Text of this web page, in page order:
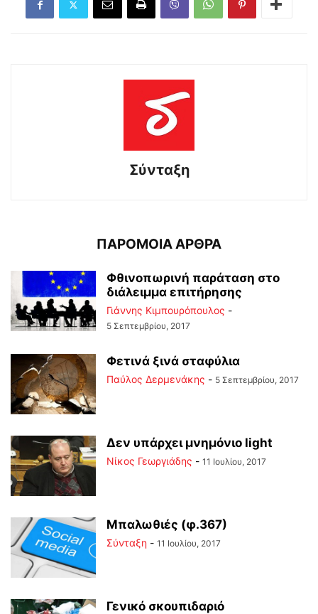
Σύνταξη
ΠΑΡΟΜΟΙΑ ΑΡΘΡΑ
Φθινοπωρινή παράταση στο
διάλειμμα επιτήρησης
Γιάννης Κιμπουρόπουλος -
5 Σεπτεμβρίου, 2017
Φετινά ξινά σταφύλια
Παύλος Δερμενάκης - 5 Σεπτεμβρίου, 2017
Δεν υπάρχει μνημόνιο light
Νίκος Γεωργιάδης - 11 Ιουλίου, 2017
Μπαλωθιές (φ.367)
Σύνταξη - 11 Ιουλίου, 2017
Γενικό σκουπιδαριό